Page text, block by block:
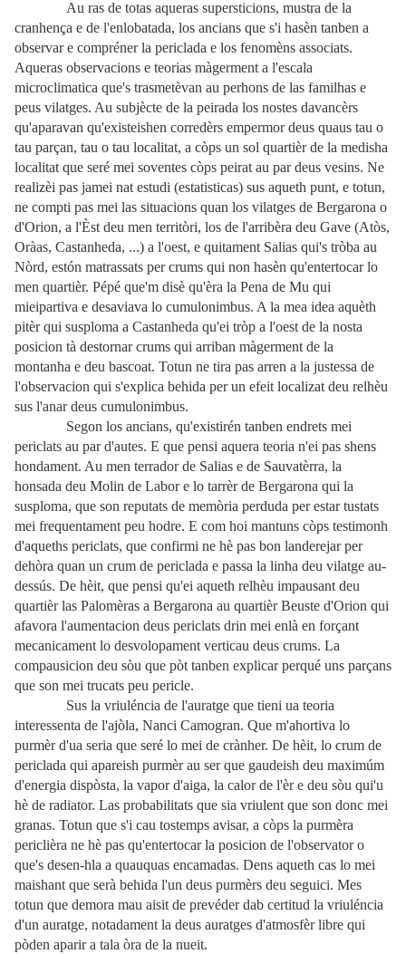
Au ras de totas aqueras supersticions, mustra de la
cranhença e de l'enlobatada, los ancians que s'i hasèn tanben a
observar e compréner la periclada e los fenomèns associats.
Aqueras observacions e teorias màgerment a l'escala
microclimatica que's trasmetèvan au perhons de las familhas e
peus vilatges. Au subjècte de la peirada los nostes davancèrs
qu'aparavan qu'existeishen corredèrs empermor deus quaus tau o
tau parçan, tau o tau localitat, a còps un sol quartièr de la medisha
localitat que seré mei soventes còps peirat au par deus vesins. Ne
realizèi pas jamei nat estudi (estatisticas) sus aqueth punt, e totun,
ne compti pas mei las situacions quan los vilatges de Bergarona o
d'Orion, a l'Èst deu men territòri, los de l'arribèra deu Gave (Atòs,
Oràas, Castanheda, ...) a l'oest, e quitament Salias qui's tròba au
Nòrd, estón matrassats per crums qui non hasèn qu'entertocar lo
men quartièr. Pépé que'm disè qu'èra la Pena de Mu qui
mieipartiva e desaviava lo cumulonimbus. A la mea idea aquèth
pitèr qui susploma a Castanheda qu'ei tròp a l'oest de la nosta
posicion tà destornar crums qui arriban màgerment de la
montanha e deu bascoat. Totun ne tira pas arren a la justessa de
l'observacion qui s'explica behida per un efeit localizat deu relhèu
sus l'anar deus cumulonimbus.
Segon los ancians, qu'existirén tanben endrets mei
periclats au par d'autes. E que pensi aquera teoria n'ei pas shens
hondament. Au men terrador de Salias e de Sauvatèrra, la
honsada deu Molin de Labor e lo tarrèr de Bergarona qui la
susploma, que son reputats de memòria perduda per estar tustats
mei frequentament peu hodre. E com hoi mantuns còps testimonh
d'aqueths periclats, que confirmi ne hè pas bon landerejar per
dehòra quan un crum de periclada e passa la linha deu vilatge au-
dessús. De hèit, que pensi qu'ei aqueth relhèu impausant deu
quartièr las Palomèras a Bergarona au quartièr Beuste d'Orion qui
afavora l'aumentacion deus periclats drin mei enlà en forçant
mecanicament lo desvolopament verticau deus crums. La
compausicion deu sòu que pòt tanben explicar perqué uns parçans
que son mei trucats peu pericle.
Sus la vriuléncia de l'auratge que tieni ua teoria
interessenta de l'ajòla, Nanci Camogran. Que m'ahortiva lo
purmèr d'ua seria que seré lo mei de crànher. De hèit, lo crum de
periclada qui apareish purmèr au ser que gaudeish deu maximúm
d'energia dispòsta, la vapor d'aiga, la calor de l'èr e deu sòu qui'u
hè de radiator. Las probabilitats que sia vriulent que son donc mei
granas. Totun que s'i cau tostemps avisar, a còps la purmèra
periclièra ne hè pas qu'entertocar la posicion de l'observator o
que's desen-hla a quauquas encamadas. Dens aqueth cas lo mei
maishant que serà behida l'un deus purmèrs deu seguici. Mes
totun que demora mau aisit de prevéder dab certitud la vriuléncia
d'un auratge, notadament la deus auratges d'atmosfèr libre qui
pòden aparir a tala òra de la nueit.